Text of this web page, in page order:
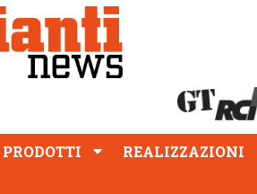
REALIZZAZIONI
PRODOTTI REALIZZAZIONI